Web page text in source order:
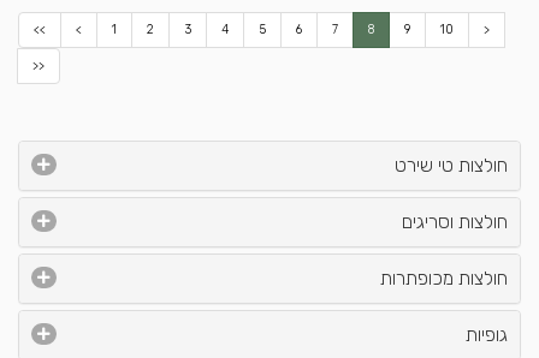
<< < 1 2 3 4 5 6 7 8 9 10 >
>>
חולצות טי שירט
חולצות וסריגים
חולצות מכופתרות
גופיות